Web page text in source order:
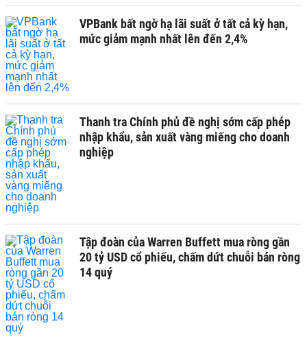
VPBank bất ngờ hạ lãi suất ở tất cả kỳ hạn,
mức giảm mạnh nhất lên đến 2,4%
Thanh tra Chính phủ đề nghị sớm cấp phép
nhập khẩu, sản xuất vàng miếng cho doanh
nghiệp
Tập đoàn của Warren Buffett mua ròng gần
20 tỷ USD cổ phiếu, chấm dứt chuỗi bán ròng
14 quý